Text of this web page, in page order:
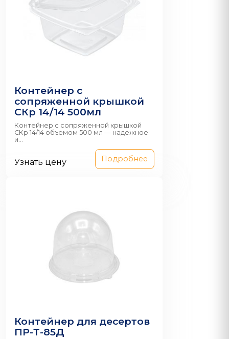
Контейнер с
сопряженной крышкой
СКр 14/14 500мл
Контейнер с сопряженной крышкой
СКр 14/14 объемом 500 мл — надежное
и...
Узнать цену Подробнее
Контейнер для десертов
ПР-Т-85Д